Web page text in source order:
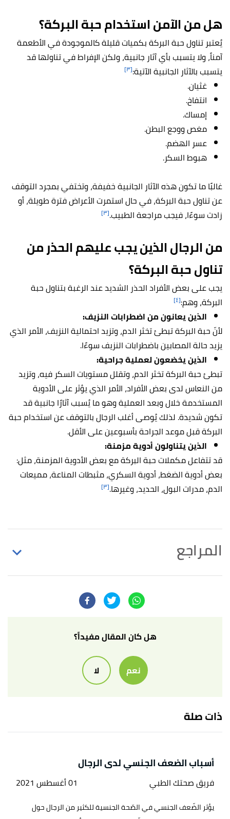
هل من الآمن استخدام حبة البركة؟
يُعتبر تناول حبة البركة بكميات قليلة كالموجودة في الأطعمة
آمناً، ولا يتسبب بأي آثار جانبية، ولكن الإفراط في تناولها قد
يتسبب بالآثار الجانبية الآتية:[٣]
غثيان.
انتفاخ.
إمساك.
مغص ووجع البطن.
عسر الهضم.
هبوط السكر.
غالبًا ما تكون هذه الآثار الجانبية خفيفة، وتختفي بمجرد التوقف
عن تناول حبة البركة، في حال استمرت الأعراض فترة طويلة، أو
زادت سوءًا، فيجب مراجعة الطبيب.[٣]
من الرجال الذين يجب عليهم الحذر من
تناول حبة البركة؟
يجب على بعض الأفراد الحذر الشديد عند الرغبة بتناول حبة
البركة، وهم:[٤]
الذين يعانون من اضطرابات النزيف:
لأنّ حبة البركة تبطئ تخثر الدم، وتزيد احتمالية النزيف، الأمر الذي
يزيد حالة المصابين باضطرابات النزيف سوءًا.
الذين يخضعون لعملية جراحية:
تبطئ حبة البركة تخثر الدم، وتقلل مستويات السكر فيه، وتزيد
من النعاس لدى بعض الأفراد، الأمر الذي يؤثر على الأدوية
المستخدمة خلال وبعد العملية وهو ما يُسبب آثارًا جانبية قد
تكون شديدة. لذلك يُوصى أغلب الرجال بالتوقف عن استخدام حبة
البركة قبل موعد الجراحة بأسبوعين على الأقل.
الذين يتناولون أدوية مزمنة:
قد تتفاعل مكملات حبة البركة مع بعض الأدوية المزمنة، مثل:
بعض أدوية الضغط، أدوية السكري، مثبطات المناعة، مميعات
الدم، مدرات البول، الحديد، وغيرها.[٣]
المراجع
extract on isolated rat corpus cavernosum"
Retrieved 14/2/2024. Edited.
,wikihow
"What to Know About Nigella Sativa (Black
verywellhealth, Retrieved 14/2/2024. Edited.
, Retrieved 14/2/2024. Edited.
هل كان المقال مفيداً؟
نعم لا
ذات صلة
أسباب الضعف الجنسي لدى الرجال
فريق صحتك الطبي 01 أغسطس 2021
يؤثر الضّعف الجنسي في الصّحة الجنسية للكثير من الرجال حول